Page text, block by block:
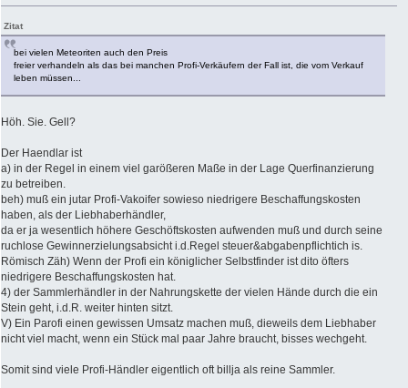
Zitat
bei vielen Meteoriten auch den Preis
freier verhandeln als das bei manchen Profi-Verkäufern der Fall ist, die vom Verkauf
leben müssen...
Höh. Sie. Gell?
Der Haendlar ist
a) in der Regel in einem viel garößeren Maße in der Lage Querfinanzierung
zu betreiben.
beh) muß ein jutar Profi-Vakoifer sowieso niedrigere Beschaffungskosten
haben, als der Liebhaberhändler,
da er ja wesentlich höhere Geschöftskosten aufwenden muß und durch seine
ruchlose Gewinnerzielungsabsicht i.d.Regel steuer&abgabenpflichtich is.
Römisch Zäh) Wenn der Profi ein königlicher Selbstfinder ist dito öfters
niedrigere Beschaffungskosten hat.
4) der Sammlerhändler in der Nahrungskette der vielen Hände durch die ein
Stein geht, i.d.R. weiter hinten sitzt.
V) Ein Parofi einen gewissen Umsatz machen muß, dieweils dem Liebhaber
nicht viel macht, wenn ein Stück mal paar Jahre braucht, bisses wechgeht.
Somit sind viele Profi-Händler eigentlich oft billja als reine Sammler.